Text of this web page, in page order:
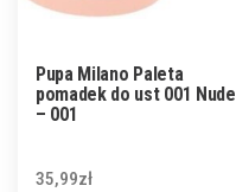
Pupa Milano Paleta
pomadek do ust 001 Nude
– 001
35,99zł